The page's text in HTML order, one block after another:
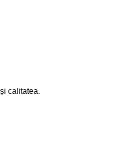
calitatea.